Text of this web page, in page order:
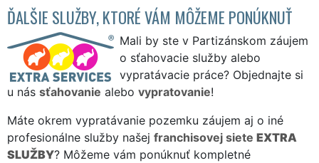
ĎALŠIE SLUŽBY, KTORÉ VÁM MÔŽEME PONÚKNUŤ
Mali by ste v Partizánskom záujem
o sťahovacie služby alebo
vypratávacie práce? Objednajte si
u nás sťahovanie alebo vypratovanie!
Máte okrem vypratávanie pozemku záujem aj o iné
profesionálne služby našej franchisovej siete EXTRA
SLUŽBY? Môžeme vám ponúknuť kompletné